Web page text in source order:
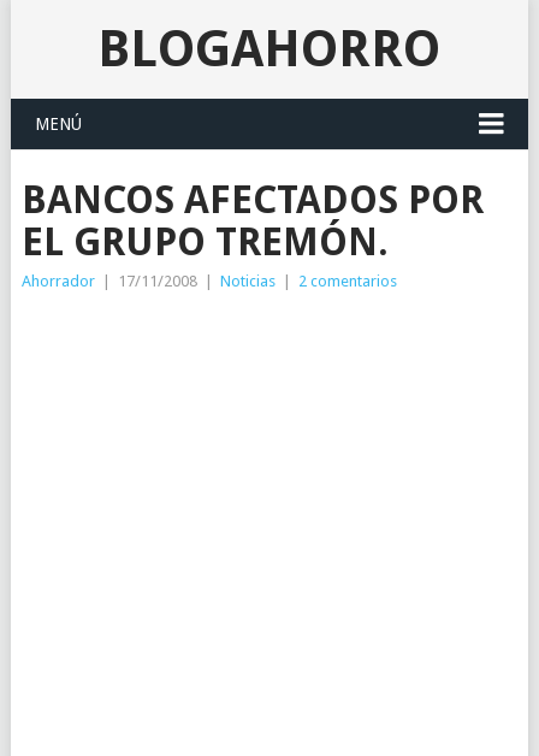
BLOGAHORRO
MENÚ
BANCOS AFECTADOS POR
EL GRUPO TREMÓN.
Ahorrador 17/11/2008 Noticias 2 comentarios